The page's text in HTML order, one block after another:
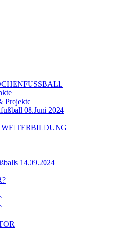
Projekte
08.Juni 2024
14.09.2024